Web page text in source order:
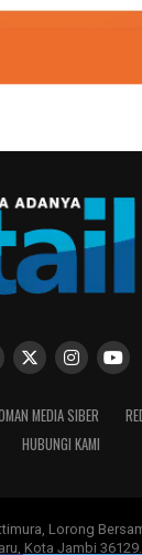
MEDIA SIBER
HUBUNGI KAMI
Lorong
Kota Jambi 36129.